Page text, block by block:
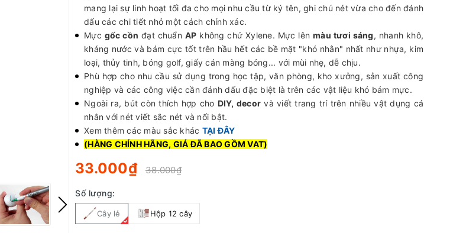
mang lại sự linh hoạt tối đa cho mọi nhu cầu từ ký tên, ghi chú nét vừa cho đến đánh
dấu các chi tiết nhỏ một cách chính xác.
Mực gốc cồn đạt chuẩn AP không chứ Xylene. Mực lênmàu tươi sáng, nhanh khô,
kháng nước và bám cực tốt trên hầu hết các bề mặt "khó nhằn" nhất như nhựa, kim
loại, thủy tinh, bóng golf, giấy cán màng bóng... với mùi nhẹ, dễ chịu.
Phù hợp cho nhu cầu sử dụng trong học tập, văn phòng, kho xưởng, sản xuất công
nghiệp và các công việc cần đánh dấu đặc biệt là trên các vật liệu khó bám mực.
Ngoài ra, bút còn thích hợp cho DIY, decor và viết trang trí trên nhiều vật dụng cá
nhân với nét viết sắc nét và nổi bật.
Xem thêm các màu sắc khác TẠI ĐÂY
(HÀNG CHÍNH HÃNG, GIÁ ĐÃ BAO GỒM VAT)
33.000₫ 38.000₫
Số lượng:
Cây lẻ Hộp 12 cây